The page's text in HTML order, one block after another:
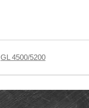
GL 4500/5200